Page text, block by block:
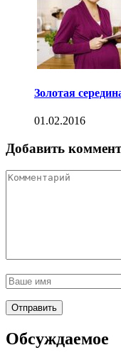
Золотая
01.02.2016
Добавить
Обсуждаемое